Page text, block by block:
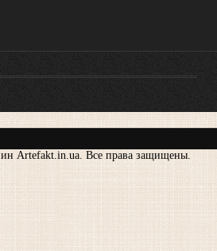
Artefakt.in.ua. Все права защищены.